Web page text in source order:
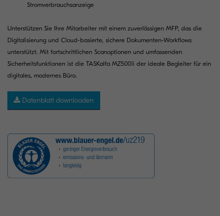
Stromverbrauchsanzeige
Unterstützen Sie Ihre Mitarbeiter mit einem zuverlässigen MFP, das die
Digitalisierung und Cloud-basierte, sichere Dokumenten-Workflows
unterstützt. Mit fortschrittlichen Scanoptionen und umfassenden
Sicherheitsfunktionen ist die TASKalfa MZ5001i der ideale Begleiter für ein
digitales, modernes Büro.
Datenblatt downloaden